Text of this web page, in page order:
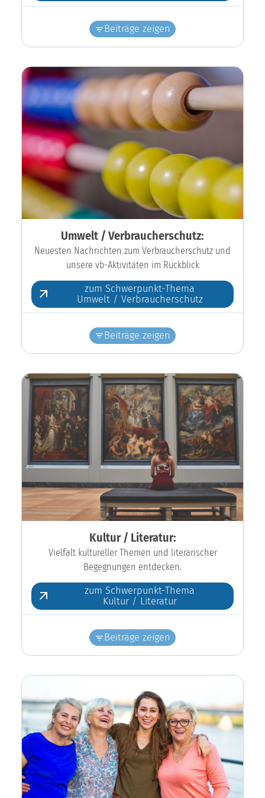
Beiträge zeigen
Umwelt / Verbraucherschutz:
Neuesten Nachrichten zum Verbraucherschutz und
unsere vb-Aktivitäten im Rückblick
zum Schwerpunkt-Thema
Umwelt / Verbraucherschutz
Beiträge zeigen
Kultur / Literatur:
Vielfalt kultureller Themen und literarischer
Begegnungen entdecken.
zum Schwerpunkt-Thema
Kultur / Literatur
Beiträge zeigen